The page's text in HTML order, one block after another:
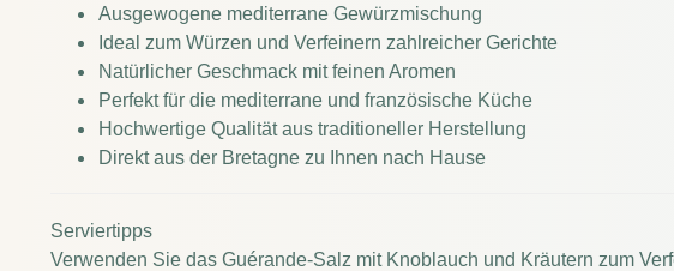
Ausgewogene mediterrane Gewürzmischung
Ideal zum Würzen und Verfeinern zahlreicher Gerichte
Natürlicher Geschmack mit feinen Aromen
Perfekt für die mediterrane und französische Küche
Hochwertige Qualität aus traditioneller Herstellung
Direkt aus der Bretagne zu Ihnen nach Hause
Serviertipps
Verwenden Sie das Guérande-Salz mit Knoblauch und Kräutern zum